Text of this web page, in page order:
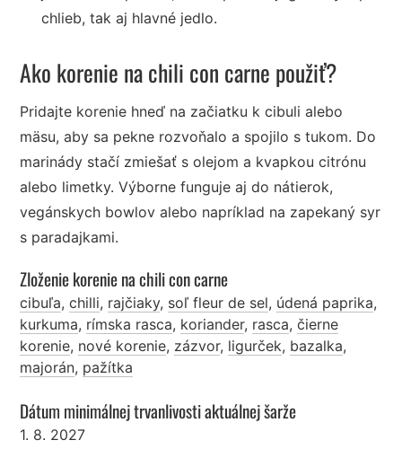
chlieb, tak aj hlavné jedlo.
Ako korenie na chili con carne použiť?
Pridajte korenie hneď na začiatku k cibuli alebo
mäsu, aby sa pekne rozvoňalo a spojilo s tukom. Do
marinády stačí zmiešať s olejom a kvapkou citrónu
alebo limetky. Výborne funguje aj do nátierok,
vegánskych bowlov alebo napríklad na zapekaný syr
s paradajkami.
Zloženie korenie na chili con carne
cibuľa,chilli, rajčiaky, soľ fleur de sel, údená paprika,
kurkuma, rímska rasca, koriander, rasca,čierne
korenie, nové korenie, zázvor, ligurček, bazalka,
majorán, pažítka
Dátum minimálnej trvanlivosti aktuálnej šarže
1. 8. 2027